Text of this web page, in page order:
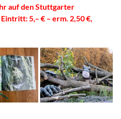
auf den Stuttgarter
5,– € – erm. 2,50 €,